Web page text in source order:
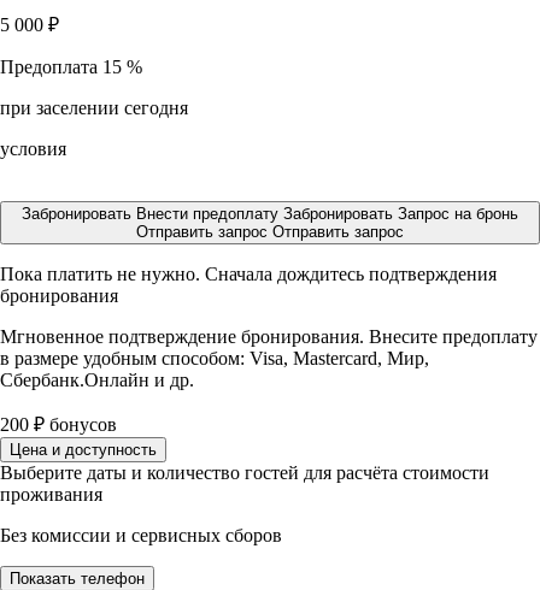
5 000 ₽
Предоплата 15 %
при заселении сегодня
условия
Забронировать Внести предоплату Забронировать Запрос на бронь
Отправить запрос Отправить запрос
Пока платить не нужно. Сначала дождитесь подтверждения
бронирования
Мгновенное подтверждение бронирования. Внесите предоплату
в размере удобным способом: Visa, Mastercard, Мир,
Сбербанк.Онлайн и др.
200 ₽ бонусов
Цена и доступность
Выберите даты и количество гостей для расчёта стоимости
проживания
Без комиссии и сервисных сборов
Показать телефон